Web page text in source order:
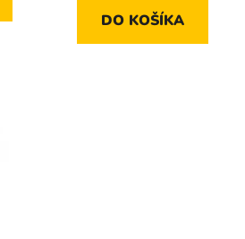
DO KOŠÍKA